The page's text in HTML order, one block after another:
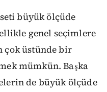
büyük ölçüde
genel seçimlere
çok üstünde bir
mümkün. Başka
de büyük ölçüde